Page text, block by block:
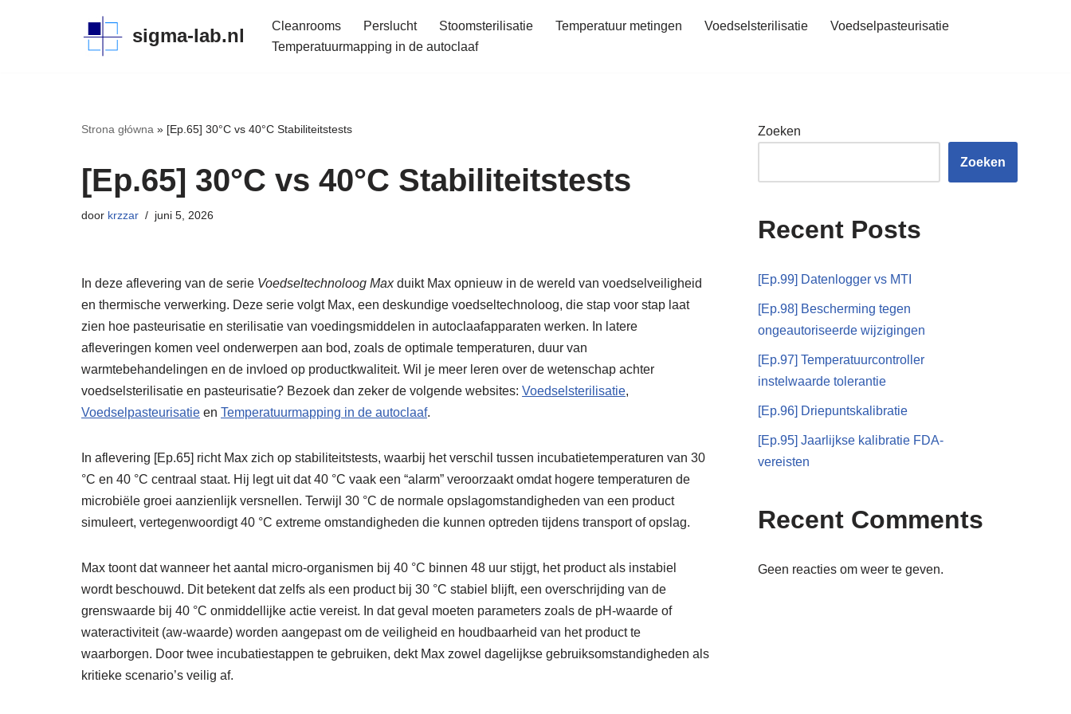
sigma-lab.nl Cleanrooms Perslucht Stoomsterilisatie Temperatuur metingen Voedselsterilisatie
Voedselpasteurisatie
Temperatuurmapping in de autoclaaf
Strona główna » [Ep.65] 30°C vs 40°C Stabiliteitstests
[Ep.65] 30°C vs 40°C Stabiliteitstests
door krzzar juni 5, 2026
In deze aflevering van de serie Voedseltechnoloog Maxduikt Max opnieuw in de wereld van voedselveiligheid
en thermische verwerking. Deze serie volgt Max, een deskundige voedseltechnoloog, die stap voor stap laat
zien hoe pasteurisatie en sterilisatie van voedingsmiddelen in autoclaafapparaten werken. In latere
afleveringen komen veel onderwerpen aan bod, zoals de optimale temperaturen, duur van
warmtebehandelingen en de invloed op productkwaliteit. Wil je meer leren over de wetenschap achter
voedselsterilisatie en pasteurisatie? Bezoek dan zeker de volgende websites: Voedselsterilisatie,
Voedselpasteurisatie en Temperatuurmapping in de autoclaaf.
In aflevering [Ep.65] richt Max zich op stabiliteitstests, waarbij het verschil tussen incubatietemperaturen van 30
°C en 40 °C centraal staat. Hij legt uit dat 40 °C vaak een “alarm” veroorzaakt omdat hogere temperaturen de
microbiële groei aanzienlijk versnellen. Terwijl 30 °C de normale opslagomstandigheden van een product
simuleert, vertegenwoordigt 40 °C extreme omstandigheden die kunnen optreden tijdens transport of opslag.
Max toont dat wanneer het aantal micro-organismen bij 40 °C binnen 48 uur stijgt, het product als instabiel
wordt beschouwd. Dit betekent dat zelfs als een product bij 30 °C stabiel blijft, een overschrijding van de
grenswaarde bij 40 °C onmiddellijke actie vereist. In dat geval moeten parameters zoals de pH-waarde of
wateractiviteit (aw-waarde) worden aangepast om de veiligheid en houdbaarheid van het product te
waarborgen. Door twee incubatiestappen te gebruiken, dekt Max zowel dagelijkse gebruiksomstandigheden als
kritieke scenario’s veilig af.
Zoeken
Zoeken
Recent Posts
[Ep.99] Datenlogger vs MTI
[Ep.98] Bescherming tegen
ongeautoriseerde wijzigingen
[Ep.97] Temperatuurcontroller
instelwaarde tolerantie
[Ep.96] Driepuntskalibratie
[Ep.95] Jaarlijkse kalibratie FDA-
vereisten
Recent Comments
Geen reacties om weer te geven.